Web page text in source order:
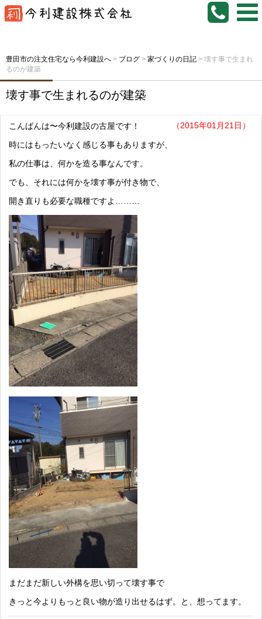
豊田市の注文住宅なら今利建設へ > ブログ > 家づくりの日記 > 壊す事で生まれ
るのが建築
壊す事で生まれるのが建築
（2015年01月21日）
こんばんは〜今利建設の古屋です！
時にはもったいなく感じる事もありますが、
私の仕事は、何かを造る事なんです。
でも、それには何かを壊す事が付き物で、
開き直りも必要な職種ですよ………
まだまだ新しい外構を思い切って壊す事で
きっと今よりもっと良い物が造り出せるはず。と、想ってます。